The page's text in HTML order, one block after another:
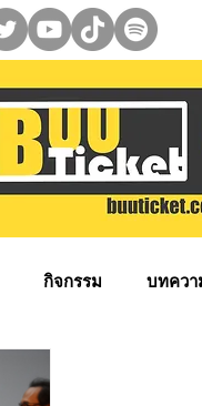
กิจกรรม บทควา